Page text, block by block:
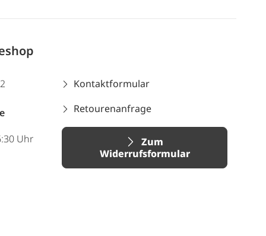
Uhr
Kontaktformular
Retourenanfrage
Zum
Widerrufsformular